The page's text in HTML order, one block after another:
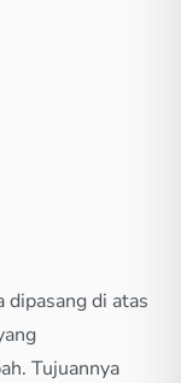
dipasang di atas
Tujuannya